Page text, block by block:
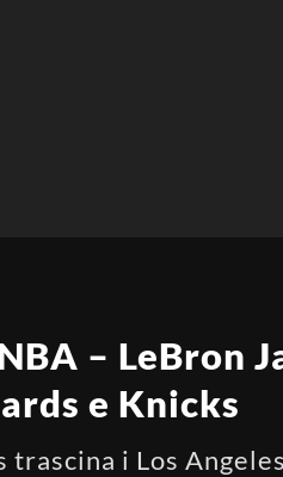
– LeBron
e Knicks
trascina i Los